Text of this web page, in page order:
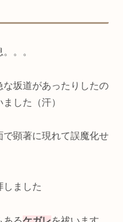
。。
な坂道があったりしたの
した（汗）
で顕著に現れて誤魔化せ
しました